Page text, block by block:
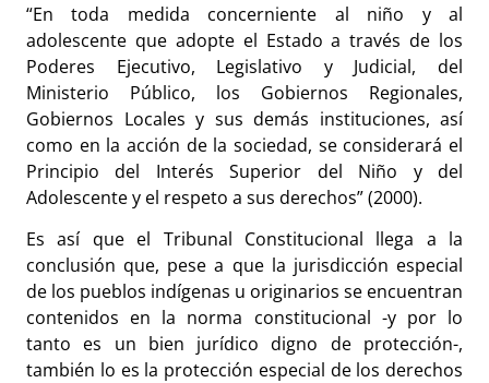
“En toda medida concerniente al niño y al
adolescente que adopte el Estado a través de los
Poderes Ejecutivo, Legislativo y Judicial, del
Ministerio Público, los Gobiernos Regionales,
Gobiernos Locales y sus demás instituciones, así
como en la acción de la sociedad, se considerará el
Principio del Interés Superior del Niño y del
Adolescente y el respeto a sus derechos” (2000).
Es así que el Tribunal Constitucional llega a la
conclusión que, pese a que la jurisdicción especial
de los pueblos indígenas u originarios se encuentran
contenidos en la norma constitucional -y por lo
tanto es un bien jurídico digno de protección-,
también lo es la protección especial de los derechos